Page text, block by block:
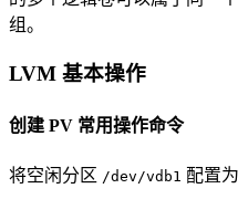
组。
LVM 基本操作
创建 PV 常用操作命令
将空闲分区 /dev/vdb1 配置